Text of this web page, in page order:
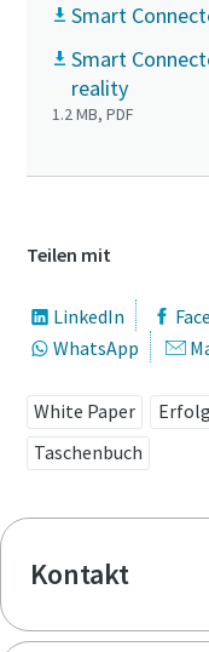
Smart
Smart
reality
1.2 MB, PDF
Teilen mit
LinkedIn
WhatsApp
White Paper
Taschenbuch
Kontakt